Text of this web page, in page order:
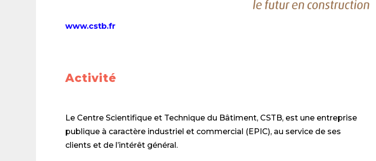
www.cstb.fr
Activité
Le Centre Scientifique et Technique du Bâtiment, CSTB, est une entreprise
publique à caractère industriel et commercial (EPIC), au service de ses
clients et de l’intérêt général.